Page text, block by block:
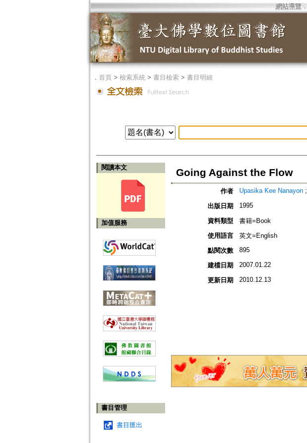
網站導覽 ．
． 首頁> 檢索系統> 書目檢索> 書目明細
閱讀本文
加值服務
書目管理
書目匯出
Going Against the Flow
作者 Upasika Kee Nanayon;
出版日期 1995
資料類型
書籍=Book
使用語言
英文=English
點閱次數
895
建檔日期 2007.01.22
更新日期 2010.12.13